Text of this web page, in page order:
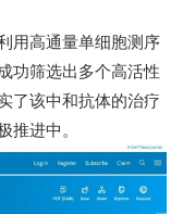
高通量单细胞测序
功筛选出多个高活性
了该中和抗体的治疗
推进中。